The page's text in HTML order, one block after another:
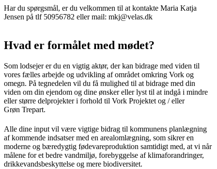
Har du spørgsmål, er du velkommen til at kontakte Maria Katja
Jensen på tlf 50956782 eller mail: mkj@velas.dk
Hvad er formålet med mødet?
Som lodsejer er du en vigtig aktør, der kan bidrage med viden til
vores fælles arbejde og udvikling af området omkring Vork og
omegn. På tegnedelen vil du få mulighed til at bidrage med din
viden om din ejendom og dine ønsker eller lyst til at indgå i mindre
eller større delprojekter i forhold til Vork Projektet og / eller
Grøn Trepart.
Alle dine input vil være vigtige bidrag til kommunens planlægning
af kommende indsatser med en arealomlægning, som sikrer en
moderne og bæredygtig fødevareproduktion samtidigt med, at vi når
målene for et bedre vandmiljø, forebyggelse af klimaforandringer,
drikkevandsbeskyttelse og mere biodiversitet.